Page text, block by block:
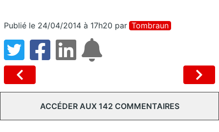
Publié le 24/04/2014 à 17h20 par Tombraun
ACCÉDER AUX 142 COMMENTAIRES